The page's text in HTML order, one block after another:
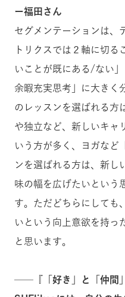
ー福田さん
セグメンテーションは、
トリクスでは２軸に切
いことが既にある/ない
余暇充実思考」に大きく
のレッスンを選ばれる方
や独立など、新しいキャ
いう方が多く、ヨガなど
ンを選ばれる方は、新し
味の幅を広げたいという
す。ただどちらにしても
いという向上意欲を持っ
と思います。
── 『「好き」と「仲間